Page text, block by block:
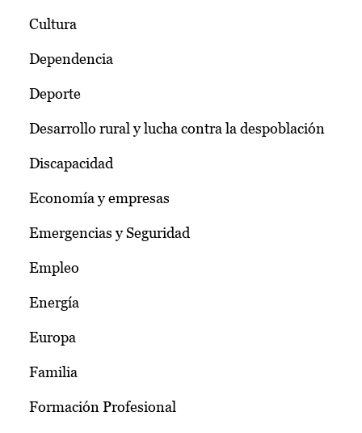
Cultura
Dependencia
Deporte
Desarrollo rural y lucha contra la despoblación
Discapacidad
Economía y empresas
Emergencias y Seguridad
Empleo
Energía
Europa
Familia
Formación Profesional